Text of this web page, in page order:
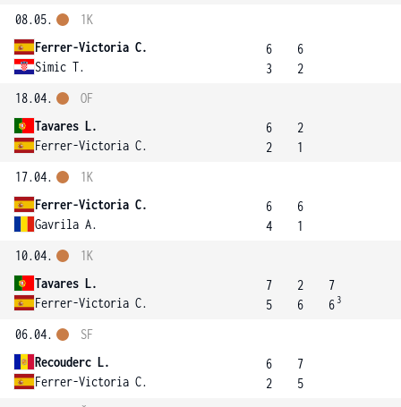
08.05.
Ferrer-Victoria C.
Simic T.
1K
6
3
6
2
18.04.
Tavares L.
Ferrer-Victoria C.
OF
6
2
2
1
17.04.
Ferrer-Victoria C.
Gavrila A.
1K
6
4
6
1
10.04.
Tavares L.
Ferrer-Victoria C.
1K
7
5
2
6
7
6 3
06.04.
Recouderc L.
Ferrer-Victoria C.
SF
6
2
7
5